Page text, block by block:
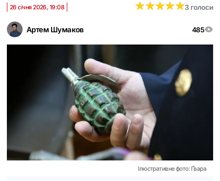
Артем Шумаков 485
26 січня 2026, 19:08 ★★★★★
★★★★★3 голоси
Ілюстративне фото: Ґвара